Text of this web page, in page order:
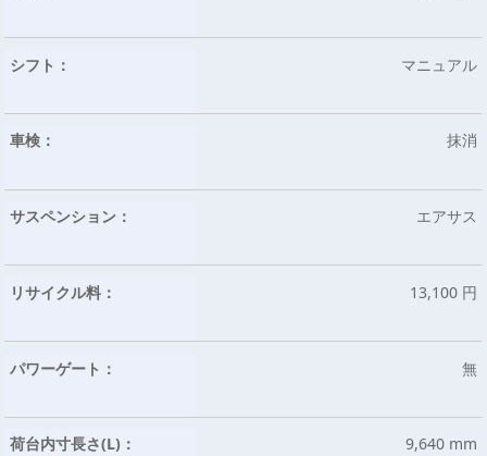
シフト： マニュアル
車検： 抹消
サスペンション： エアサス
リサイクル料： 13,100 円
パワーゲート： 無
荷台内寸長さ(L)： 9,640 mm